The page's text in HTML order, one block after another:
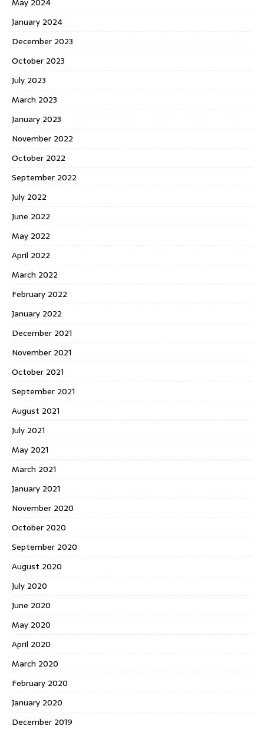
January 2024
December 2023
October 2023
July 2023
March 2023
January 2023
November 2022
October 2022
September 2022
July 2022
June 2022
May 2022
April 2022
March 2022
February 2022
January 2022
December 2021
November 2021
October 2021
September 2021
August 2021
July 2021
May 2021
March 2021
January 2021
November 2020
October 2020
September 2020
August 2020
July 2020
June 2020
May 2020
April 2020
March 2020
February 2020
January 2020
December 2019